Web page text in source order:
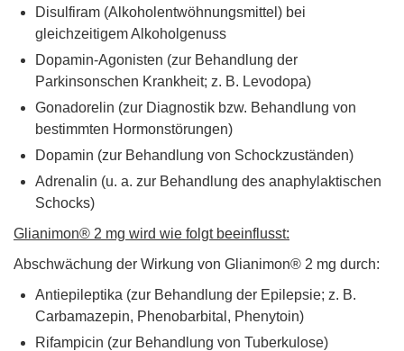
Disulfiram (Alkoholentwöhnungsmittel) bei
gleichzeitigem Alkoholgenuss
Dopamin-Agonisten (zur Behandlung der
Parkinsonschen Krankheit; z. B. Levodopa)
Gonadorelin (zur Diagnostik bzw. Behandlung von
bestimmten Hormonstörungen)
Dopamin (zur Behandlung von Schockzuständen)
Adrenalin (u. a. zur Behandlung des anaphylaktischen
Schocks)
Glianimon® 2 mg wird wie folgt beeinflusst:
Abschwächung der Wirkung von Glianimon® 2 mg durch:
Antiepileptika (zur Behandlung der Epilepsie; z. B.
Carbamazepin, Phenobarbital, Phenytoin)
Rifampicin (zur Behandlung von Tuberkulose)